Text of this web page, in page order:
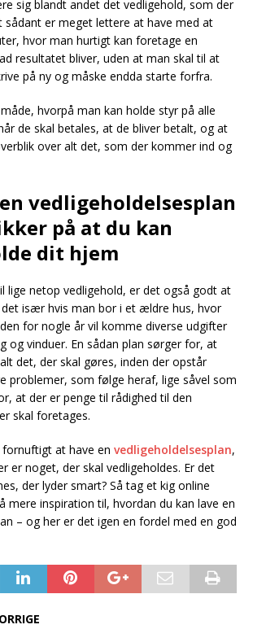
sig blandt andet det vedligehold, som der
sådant er meget lettere at have med at
hvor man hurtigt kan foretage en
resultatet bliver, uden at man skal til at
på ny og måske endda starte forfra.
hvorpå man kan holde styr på alle
de skal betales, at de bliver betalt, og at
over alt det, som der kommer ind og
vedligeholdelsesplan
på at du kan
dit hjem
lige netop vedligehold, er det også godt at
det især hvis man bor i et ældre hus, hvor
for nogle år vil komme diverse udgifter
og vinduer. En sådan plan sørger for, at
det, der skal gøres, inden der opstår
problemer, som følge heraf, lige såvel som
at der er penge til rådighed til den
skal foretages.
at have en vedligeholdelsesplan,
er noget, der skal vedligeholdes. Er det
der lyder smart? Så tag et kig online
mere inspiration til, hvordan du kan lave en
– og her er det igen en fordel med en god